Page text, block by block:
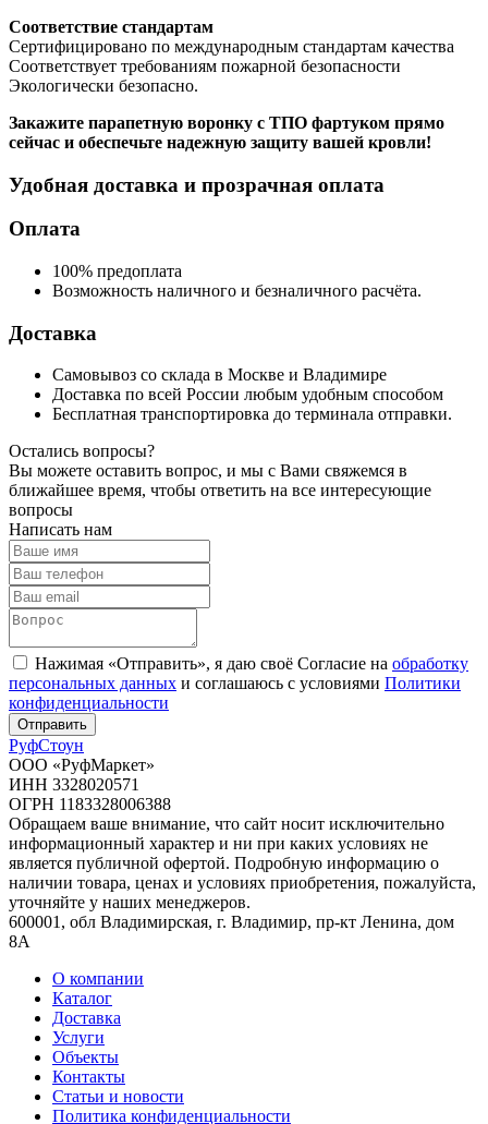
Соответствие стандартам
Сертифицировано по международным стандартам качества
Соответствует требованиям пожарной безопасности
Экологически безопасно.
Закажите парапетную воронку с ТПО фартуком прямо
сейчас и обеспечьте надежную защиту вашей кровли!
Удобная доставка и прозрачная оплата
Оплата
100% предоплата
Возможность наличного и безналичного расчёта.
Доставка
Самовывоз со склада в Москве и Владимире
Доставка по всей России любым удобным способом
Бесплатная транспортировка до терминала отправки.
Остались вопросы?
Вы можете оставить вопрос, и мы с Вами свяжемся в
ближайшее время, чтобы ответить на все интересующие
вопросы
Написать нам
Нажимая «Отправить», я даю своё Согласие на обработку
персональных данных и соглашаюсь с условиями Политики
конфиденциальности
Отправить
РуфСтоун
ООО «РуфМаркет»
ИНН 3328020571
ОГРН 1183328006388
Обращаем ваше внимание, что сайт носит исключительно
информационный характер и ни при каких условиях не
является публичной офертой. Подробную информацию о
наличии товара, ценах и условиях приобретения, пожалуйста,
уточняйте у наших менеджеров.
600001, обл Владимирская, г. Владимир, пр-кт Ленина, дом
8А
О компании
Каталог
Доставка
Услуги
Объекты
Контакты
Статьи и новости
Политика конфиденциальности